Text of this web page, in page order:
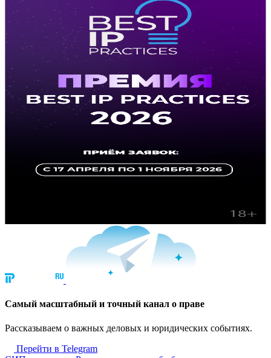
Cамый масштабный и точный канал о праве
Рассказываем о важных деловых и юридических событиях.
Перейти в Telegram